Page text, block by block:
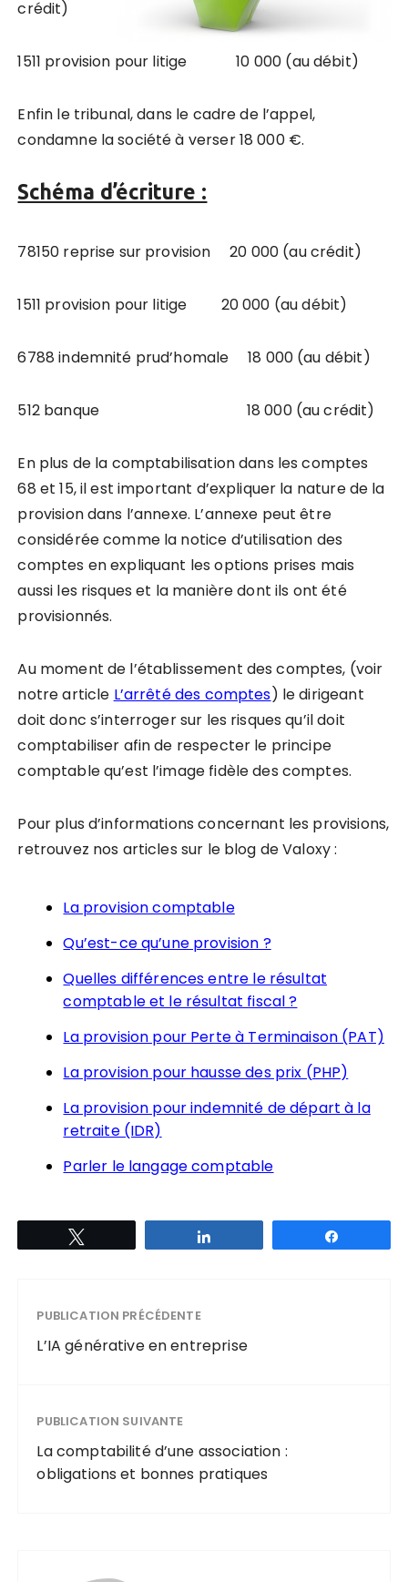
crédit)
1511 provision pour litige 10 000 (au débit)
Enfin le tribunal, dans le cadre de l’appel,
condamne la société à verser 18 000 €.
Schéma d’écriture :
78150 reprise sur provision 20 000 (au crédit)
1511 provision pour litige 20 000 (au débit)
6788 indemnité prud’homale 18 000 (au débit)
512 banque 18 000 (au crédit)
En plus de la comptabilisation dans les comptes
68 et 15, il est important d’expliquer la nature de la
provision dans l’annexe. L’annexe peut être
considérée comme la notice d’utilisation des
comptes en expliquant les options prises mais
aussi les risques et la manière dont ils ont été
provisionnés.
Au moment de l’établissement des comptes, (voir
notre article L’arrêté des comptes) le dirigeant
doit donc s’interroger sur les risques qu’il doit
comptabiliser afin de respecter le principe
comptable qu’est l’image fidèle des comptes.
Pour plus d’informations concernant les provisions,
retrouvez nos articles sur le blog de Valoxy :
La provision comptable
Qu’est-ce qu’une provision ?
Quelles différences entre le résultat
comptable et le résultat fiscal ?
La provision pour Perte à Terminaison (PAT)
La provision pour hausse des prix (PHP)
La provision pour indemnité de départ à la
retraite (IDR)
Parler le langage comptable
PUBLICATION PRÉCÉDENTE
L’IA générative en entreprise
PUBLICATION SUIVANTE
La comptabilité d’une association :
obligations et bonnes pratiques